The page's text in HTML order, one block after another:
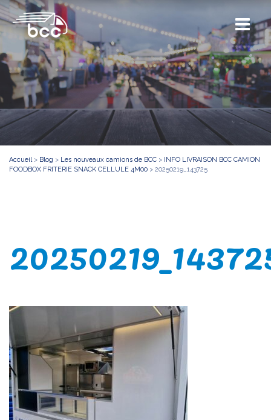
Accueil> Blog > Les nouveaux camions de BCC > INFO LIVRAISON BCC CAMION
FOODBOX FRITERIE SNACK CELLULE 4M00 > 20250219_143725